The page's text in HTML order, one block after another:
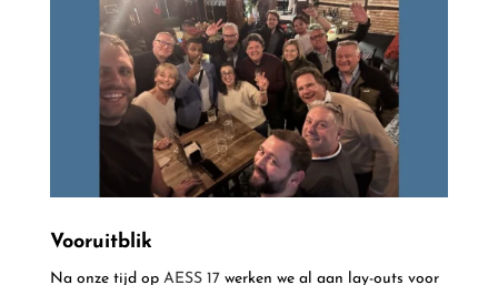
Vooruitblik
Na onze tijd op AESS 17werken we al aan lay-outs voor